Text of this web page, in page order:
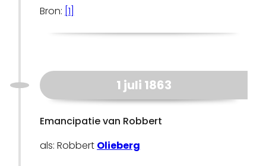
Bron: [1]
1 juli 1863
Emancipatie van Robbert
als: Robbert Olieberg